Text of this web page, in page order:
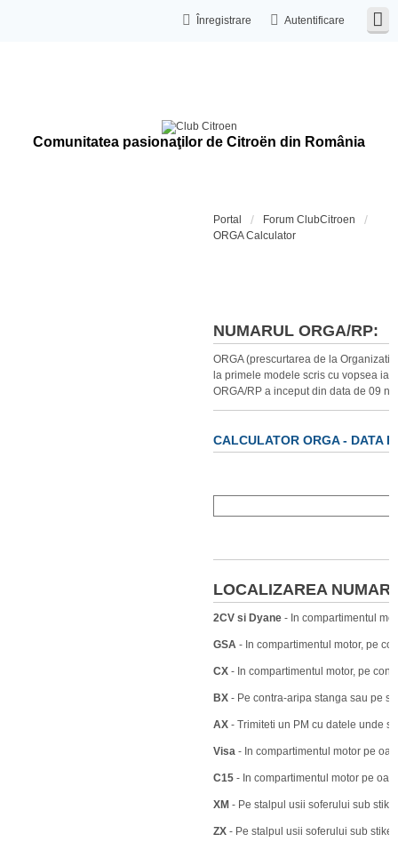
Autentificare
Înregistrare
Comunitatea pasionaţilor de Citroën din România
Portal
Forum ClubCitroen
ORGA Calculator
NUMARUL ORGA/RP:
ORGA (prescurtarea de la
la primele modele scris cu vopsea
ORGA/RP a inceput din data de 09
CALCULATOR ORGA - DATA
LOCALIZAREA
2CV si Dyane - In compartimentul
GSA - In compartimentul motor, pe
CX - In compartimentul motor, pe
BX - Pe contra-aripa stanga sau pe
AX - Trimiteti un PM cu datele unde
Visa - In compartimentul motor pe
C15 - In compartimentul motor pe
XM - Pe stalpul usii soferului sub
ZX - Pe stalpul usii soferului sub